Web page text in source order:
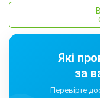
Які
за
Перевірте